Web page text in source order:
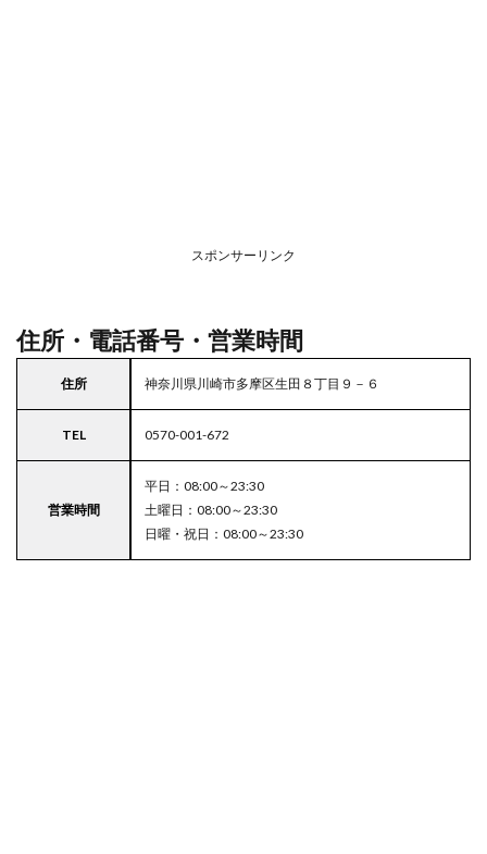
スト
スポンサーリンク
住所・電話番号・営業時間
住所 神奈川県川崎市多摩区生田８丁目９－６
TEL 0570-001-672
営業時間
平日：08:00～23:30
土曜日：08:00～23:30
日曜・祝日：08:00～23:30